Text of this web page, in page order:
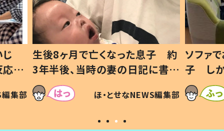
約
書い
編集部
ソファでおにぎりを食べる1歳息
子 しかしよく見ると…母「！？」
すべてを察した母の投稿に「可愛
いから許す！」「現行犯〜」
ほ・とせなNEWS編集部
小1か
ッド
作り
#令和
SNSで